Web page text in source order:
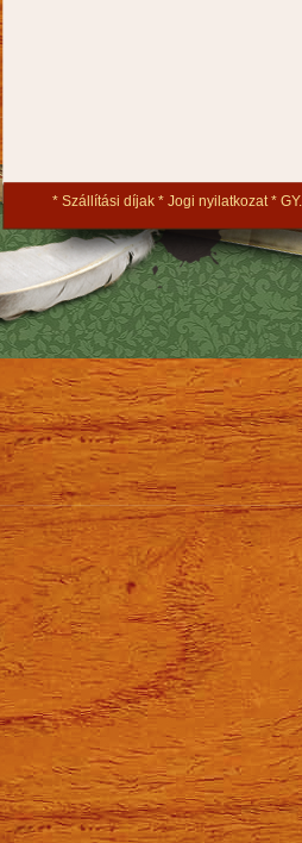
Szállítási díjak Jogi nyilatkozat